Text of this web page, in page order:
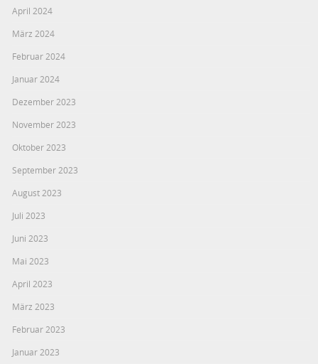
April 2024
März 2024
Februar 2024
Januar 2024
Dezember 2023
November 2023
Oktober 2023
September 2023
August 2023
Juli 2023
Juni 2023
Mai 2023
April 2023
März 2023
Februar 2023
Januar 2023